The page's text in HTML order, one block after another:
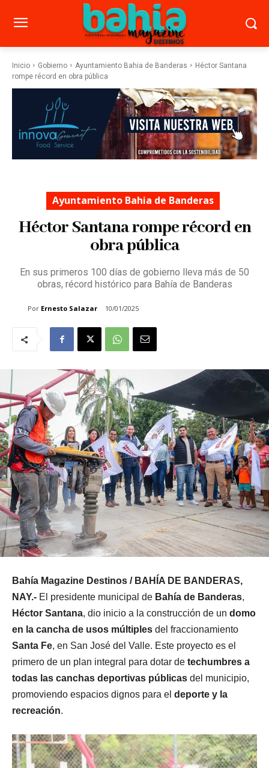
Inicio Gobierno Ayuntamiento Bahia de Banderas
Héctor Santana
rompe récord en obra pública
Ayuntamiento Bahia de Banderas
Héctor Santana rompe récord en
obra pública
En sus primeros 100 días de gobierno lleva más de 50
obras, récord histórico para Bahía de Banderas
Por Ernesto Salazar 10/01/2025
Bahía Magazine Destinos / BAHÍA DE BANDERAS,
NAY.- El presidente municipal de Bahía de Banderas,
Héctor Santana, dio inicio a la construcción de un domo
en la cancha de usos múltiples del fraccionamiento
Santa Fe, en San José del Valle. Este proyecto es el
primero de un plan integral para dotar de techumbres a
todas las canchas deportivas públicas del municipio,
promoviendo espacios dignos para el deporte y la
recreación.